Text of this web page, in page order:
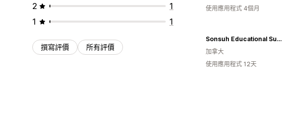
2
1
1
1
撰寫評價 所有評價
使用應用程式 4個月
Sonsuh Educational Supplies Inc.
加拿大
使用應用程式 12天